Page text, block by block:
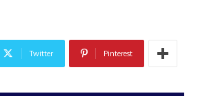
Twitter Pinterest